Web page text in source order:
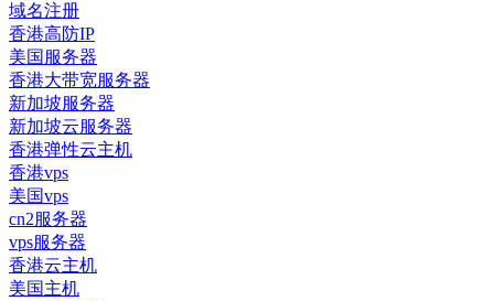
域名注册
香港高防IP
美国服务器
香港大带宽服务器
新加坡服务器
新加坡云服务器
香港弹性云主机
香港vps
美国vps
cn2服务器
vps服务器
香港云主机
美国主机